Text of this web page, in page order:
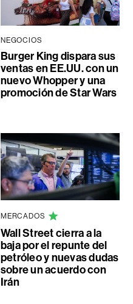
NEGOCIOS
Burger King dispara sus
ventas en EE.UU. con un
nuevo Whopper y una
promoción de Star Wars
MERCADOS
Wall Street cierra a la
baja por el repunte del
petróleo y nuevas dudas
sobre un acuerdo con
Irán